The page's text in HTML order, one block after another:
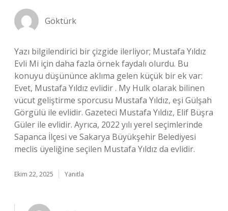
Göktürk
Yazı bilgilendirici bir çizgide ilerliyor; Mustafa Yıldız
Evli Mi için daha fazla örnek faydalı olurdu. Bu
konuyu düşününce aklıma gelen küçük bir ek var:
Evet, Mustafa Yıldız evlidir . My Hulk olarak bilinen
vücut geliştirme sporcusu Mustafa Yıldız, eşi Gülşah
Görgülü ile evlidir. Gazeteci Mustafa Yıldız, Elif Büşra
Güler ile evlidir. Ayrıca, 2022 yılı yerel seçimlerinde
Sapanca İlçesi ve Sakarya Büyükşehir Belediyesi
meclis üyeliğine seçilen Mustafa Yıldız da evlidir.
Ekim 22, 2025 Yanıtla